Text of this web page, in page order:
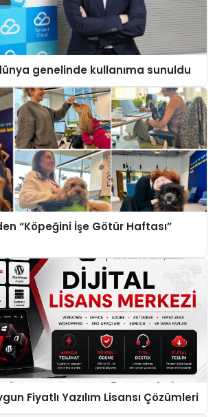
genelinde kullanıma sunuldu
“Köpeğini İşe Götür Haftası”
Fiyatlı Yazılım Lisansı Çözümleri